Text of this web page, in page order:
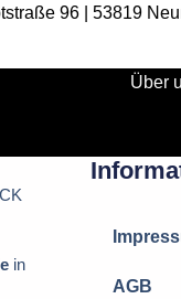
96 | 53819
Über
in
AGB